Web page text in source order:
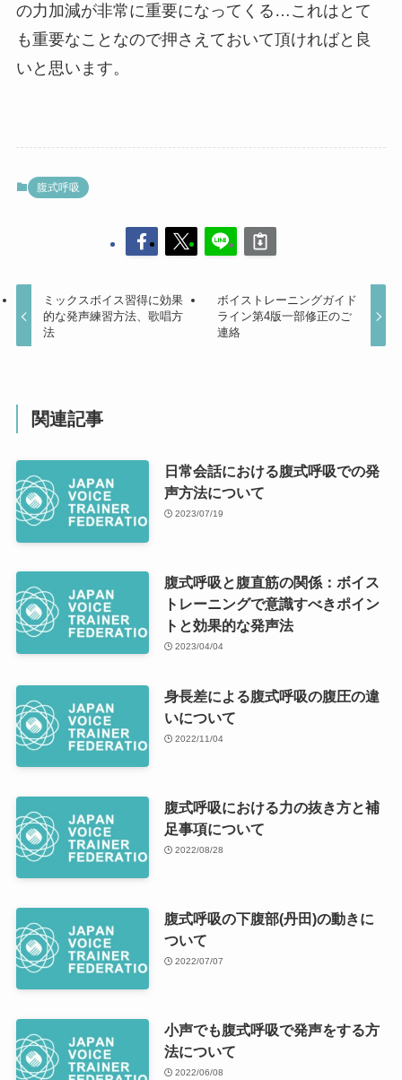
の力加減が非常に重要になってくる…これはとて
も重要なことなので押さえておいて頂ければと良
いと思います。
腹式呼吸
ミックスボイス習得に効果
的な発声練習方法、歌唱方
法
ボイストレーニングガイド
ライン第4版一部修正のご
連絡
関連記事
日常会話における腹式呼吸での発
声方法について
2023/07/19
腹式呼吸と腹直筋の関係：ボイス
トレーニングで意識すべきポイン
トと効果的な発声法
2023/04/04
身長差による腹式呼吸の腹圧の違
いについて
2022/11/04
腹式呼吸における力の抜き方と補
足事項について
2022/08/28
腹式呼吸の下腹部(丹田)の動きに
ついて
2022/07/07
小声でも腹式呼吸で発声をする方
法について
2022/06/08